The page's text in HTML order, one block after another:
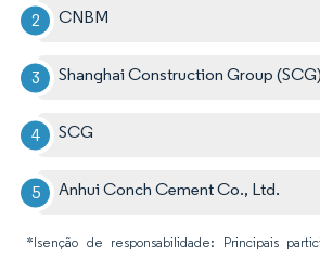
CNBM
Shanghai Construction Group (SCG)
SCG
Anhui Conch Cement Co., Ltd.
*Isenção de responsabilidade: Principais